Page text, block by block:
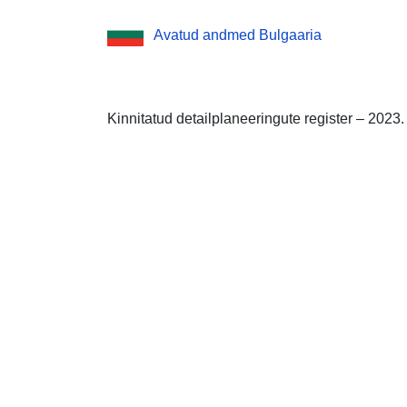
Avatud andmed Bulgaaria
Kinnitatud detailplaneeringute register – 2023.